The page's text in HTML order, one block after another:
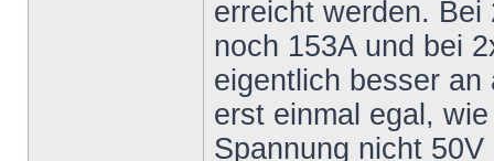
erreicht werden.
noch 153A und bei
eigentlich besser
erst einmal egal,
Spannung nicht